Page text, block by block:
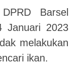
Barsel
Januari 2023
melakukan
ikan.